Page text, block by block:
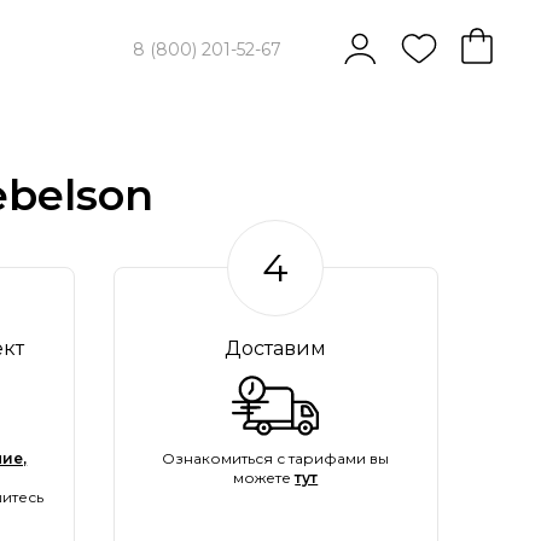
8 (800) 201-52-67
4
Доставим
Ознакомиться с тарифами вы
можететут